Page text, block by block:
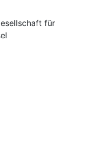
für